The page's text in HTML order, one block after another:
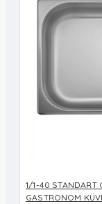
1/1-40 STANDART
GASTRONOM